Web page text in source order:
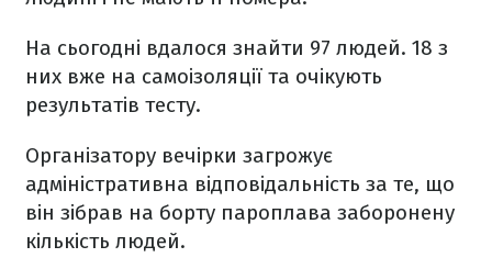
На сьогодні вдалося знайти 97 людей. 18 з
них вже на самоізоляції та очікують
результатів тесту.
Організатору вечірки загрожує
адміністративна відповідальність за те, що
він зібрав на борту пароплава заборонену
кількість людей.